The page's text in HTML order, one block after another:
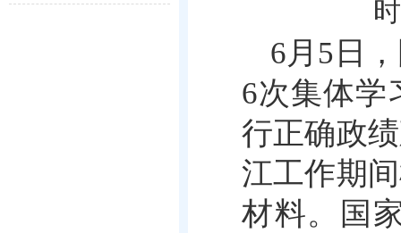
6月5日
6次集体学
行正确政
江工作期
材料。国